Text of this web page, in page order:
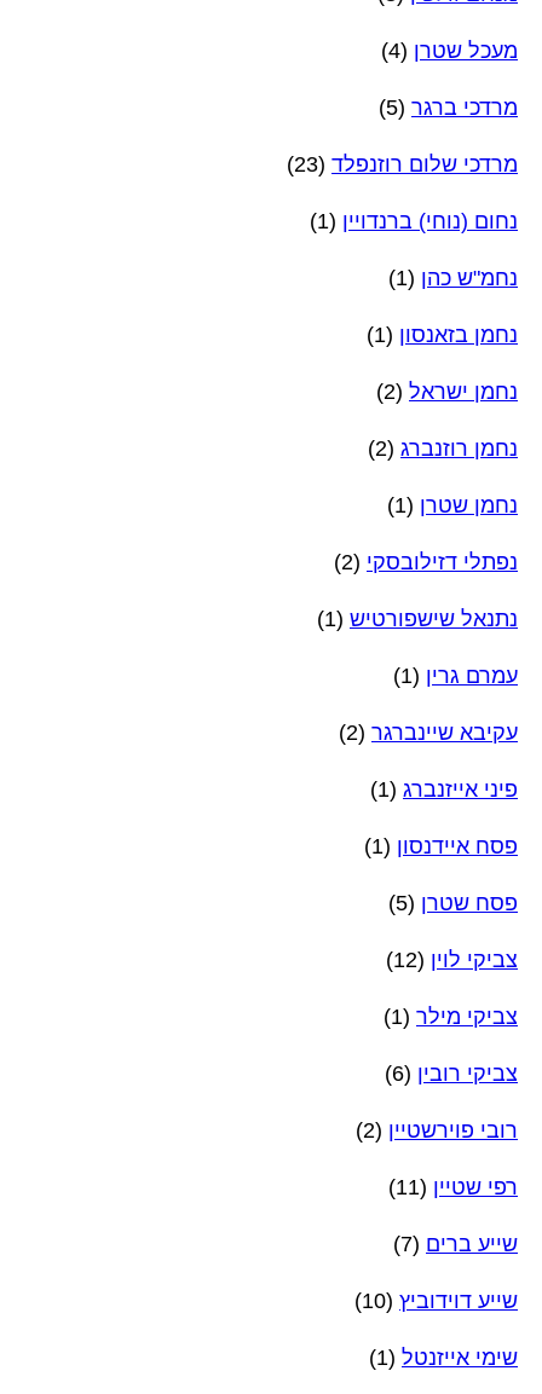
מעכל שטרן (4)
מרדכי ברגר (5)
מרדכי שלום רוזנפלד (23)
נחום (נוחי) ברנדויין (1)
נחמ"ש כהן (1)
נחמן בזאנסון (1)
נחמן ישראל (2)
נחמן רוזנברג (2)
נחמן שטרן (1)
נפתלי דזילובסקי (2)
נתנאל שישפורטיש (1)
עמרם גרין (1)
עקיבא שיינברגר (2)
פיני אייזנברג (1)
פסח איידנסון (1)
פסח שטרן (5)
צביקי לוין (12)
צביקי מילר (1)
צביקי רובין (6)
רובי פוירשטיין (2)
רפי שטיין (11)
שייע ברים (7)
שייע דוידוביץ (10)
שימי אייזנטל (1)